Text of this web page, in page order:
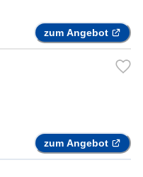
zum Angebot
zum Angebot